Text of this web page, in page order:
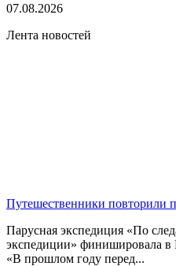
07.08.2026
Лента новостей
Путешественники повторили
Парусная экспедиция «По
экспедиции» финишировала в
«В прошлом году перед...